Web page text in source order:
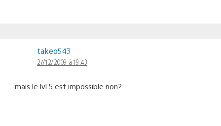
takeo543
27/12/2009 à 19:43
mais le lvl 5 est impossible non?